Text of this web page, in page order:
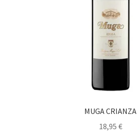
MUGA CRIANZA
18,95 €